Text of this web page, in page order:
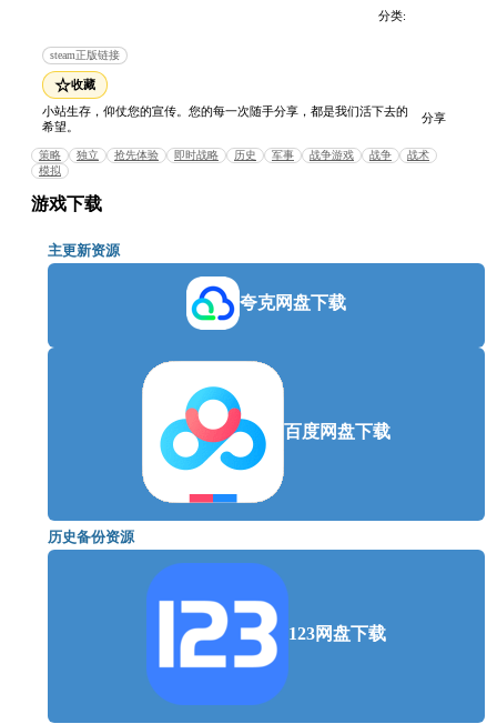
内存: 2 GB RAM
显卡: 独立显卡
DirectX 版本: 9.0
分类:
steam正版链接
☆收藏
小站生存，仰仗您的宣传。您的每一次随手分享，都是我们活下去的
希望。
分享
策略 独立 抢先体验 即时战略 历史 军事 战争游戏 战争
战术
模拟
游戏下载
主更新资源
夸克网盘下载
百度网盘下载
历史备份资源
123网盘下载